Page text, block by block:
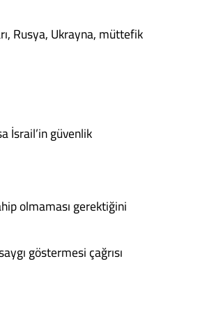
Rusya, Ukrayna, müttefik
İsrail’in güvenlik
olmaması gerektiğini
göstermesi çağrısı